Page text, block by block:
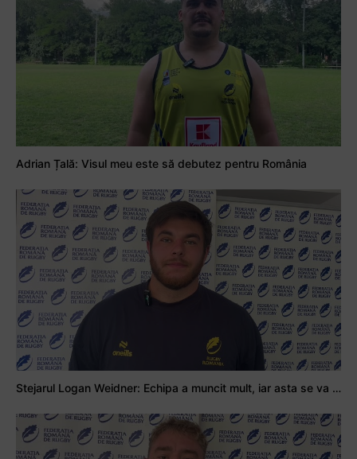
Adrian Țală: Visul meu este să debutez pentru România
Stejarul Logan Weidner: Echipa a muncit mult, iar asta se va vedea în meciurile de la Nations Cup